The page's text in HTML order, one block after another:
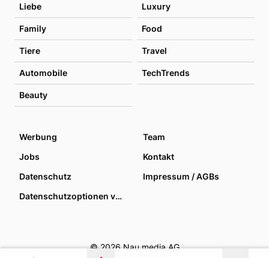
Liebe Luxury
Family Food
Tiere Travel
Automobile TechTrends
Beauty
Werbung
Team
Jobs
Kontakt
Datenschutz
Impressum / AGBs
Datenschutzoptionen verwalten
© 2026 Nau media AG